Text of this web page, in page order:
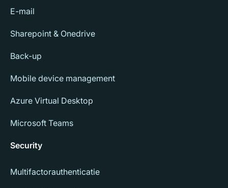
E-mail
Sharepoint & Onedrive
Back-up
Mobile device management
Azure Virtual Desktop
Microsoft Teams
Security
Multifactorauthenticatie